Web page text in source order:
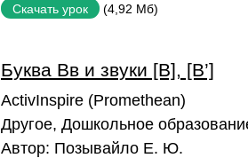
Скачать урок (4,92 Мб)
Буква Вв и звуки [В], [В’]
ActivInspire (Promethean)
Другое, Дошкольное
Автор: Позывайло Е. Ю.